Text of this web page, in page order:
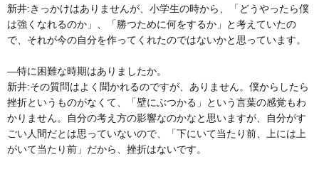
新井:きっかけはありませんが、小学生の時から、「どうやったら僕
は強くなれるのか」、「勝つために何をするか」と考えていたの
で、それが今の自分を作ってくれたのではないかと思っています。
―特に困難な時期はありましたか。
新井:その質問はよく聞かれるのですが、ありません。僕からしたら
挫折というものがなくて、「壁にぶつかる」という言葉の感覚もわ
かりません。自分の考え方の影響なのかなと思いますが、自分がす
ごい人間だとは思っていないので、「下にいて当たり前、上には上
がいて当たり前」だから、挫折はないです。